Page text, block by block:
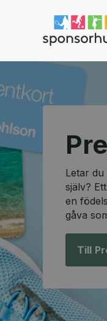
Letar du
själv?
en
gåva
Till